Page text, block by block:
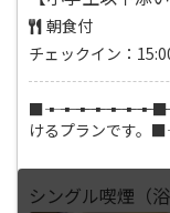
朝食付
チェックイン：
けるプランです。
シングル喫煙（浴